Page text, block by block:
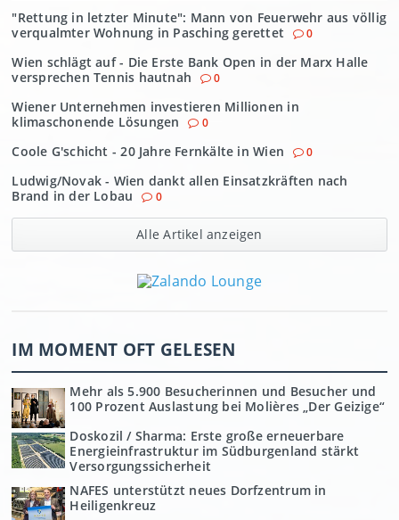
"Rettung in letzter Minute": Mann von Feuerwehr aus völlig
verqualmter Wohnung in Pasching gerettet
0
Wien schlägt auf - Die Erste Bank Open in der Marx Halle
versprechen Tennis hautnah
0
Wiener Unternehmen investieren Millionen in
klimaschonende Lösungen
0
Coole G'schicht - 20 Jahre Fernkälte in Wien 0
Ludwig/Novak - Wien dankt allen Einsatzkräften nach
Brand in der Lobau
0
Alle Artikel anzeigen
IM MOMENT OFT GELESEN
Mehr als 5.900 Besucherinnen und Besucher und
100 Prozent Auslastung bei Molières „Der Geizige“
Doskozil / Sharma: Erste große erneuerbare
Energieinfrastruktur im Südburgenland stärkt
Versorgungssicherheit
NAFES unterstützt neues Dorfzentrum in
Heiligenkreuz